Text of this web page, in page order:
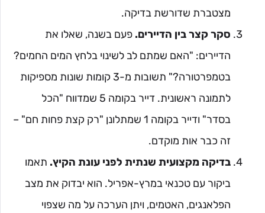
מצטברת שדורשת בדיקה.
סקר קצר בין הדיירים. פעם בשנה, שאלו את
הדיירים: "האם שמתם לב לשינוי בלחץ המים החמים?
בטמפרטורה?" תשובות מ-3 קומות שונות מספיקות
לתמונה ראשונית. דייר בקומה 5 שמדווח "הכל
בסדר" ודייר בקומה 1 שמתלונן "רק קצת פחות חם" –
זה כבר אות מוקדם.
בדיקה מקצועית שנתית לפני עונת הקיץ. תאמו
ביקור עם טכנאי במרץ-אפריל. הוא יבדוק את מצב
הפלאנגים, האטמים, ויתן הערכה על מה שצפוי